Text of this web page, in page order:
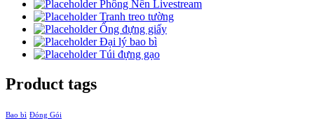
Phông Nền Livestream
Tranh treo tường
Ống đựng giấy
Đại lý bao bì
Túi đựng gạo
Product tags
Bao bì Đóng Gói